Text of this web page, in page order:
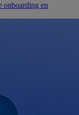
onboarding en